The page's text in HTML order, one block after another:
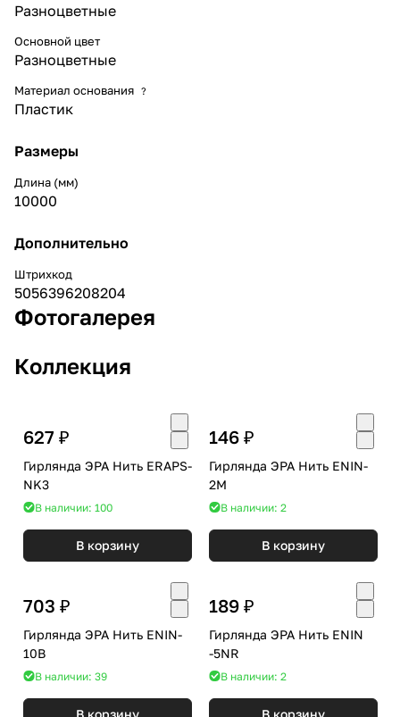
Разноцветные
Основной цвет
Разноцветные
Материал основания ?
Пластик
Размеры
Длина (мм)
10000
Дополнительно
Штрихкод
5056396208204
Фотогалерея
Коллекция
627 ₽
Гирлянда ЭРА Нить ERAPS-
NK3
В наличии: 100
В корзину
146 ₽
Гирлянда ЭРА Нить ENIN-
2M
В наличии: 2
В корзину
703 ₽
Гирлянда ЭРА Нить ENIN-
10B
В наличии: 39
В корзину
189 ₽
Гирлянда ЭРА Нить ENIN
-5NR
В наличии: 2
В корзину